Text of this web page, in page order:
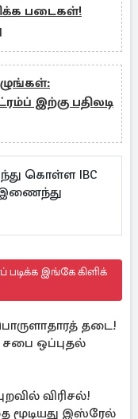
படைகள்!
இற்கு பதிலடி
கொள்ள IBC
இங்கே கிளிக்
தடை!
ஒப்புதல்
விரிசல்!
மூடியது இஸ்ரேல்